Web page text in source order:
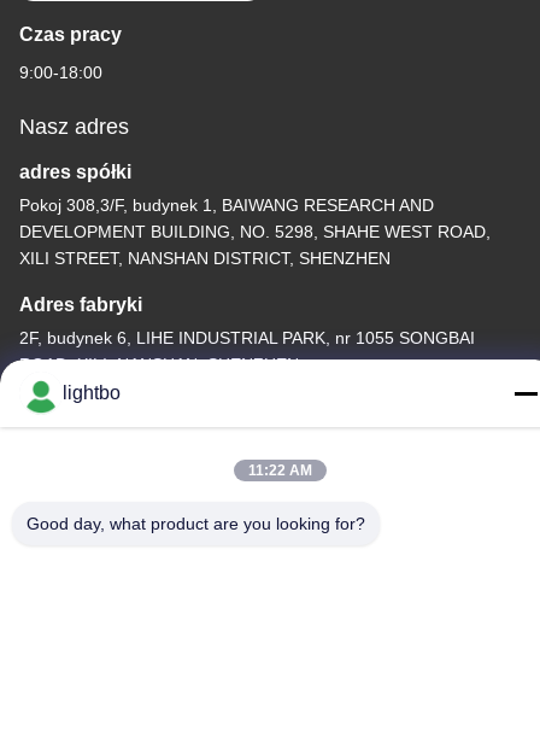
Czas pracy
9:00-18:00
Nasz adres
adres spółki
Pokoj 308,3/F, budynek 1, BAIWANG RESEARCH AND
DEVELOPMENT BUILDING, NO. 5298, SHAHE WEST ROAD,
XILI STREET, NANSHAN DISTRICT, SHENZHEN
Adres fabryki
2F, budynek 6, LIHE INDUSTRIAL PARK, nr 1055 SONGBAI
ROAD, XILI, NANSHAN, SHENZHEN
Tel.
lightbo
11:22 AM
Good day, what product are you looking for?